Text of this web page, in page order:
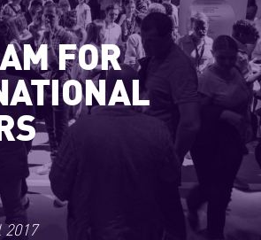
FOR
2017